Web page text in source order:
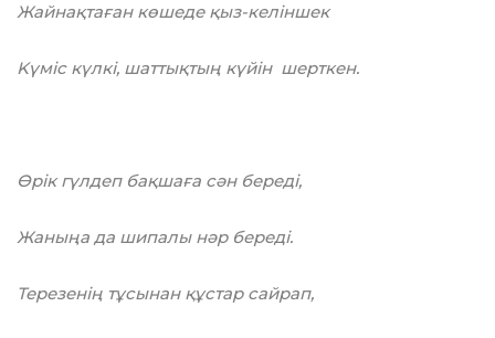
Жайнақтаған көшеде қыз-келіншек
Kүмic күлкі, шаттықтың күйін шерткен.
Өрік гүлдеп бақшаға сән береді,
Жаныңа да шипалы нәр береді.
Терезенің тұсынан құстар сайрап,